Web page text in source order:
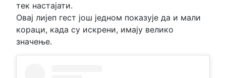
тек настајати.
Овај лијеп гест још једном показује да и мали
кораци, када су искрени, имају велико
значење.